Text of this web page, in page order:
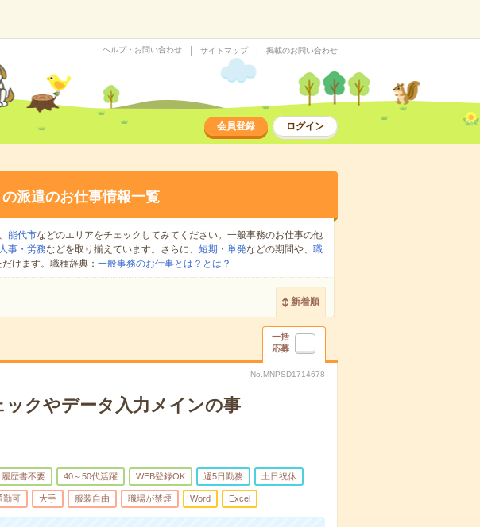
ヘルプ・お問い合わせ サイトマップ 掲載のお問い合わせ
会員登録 ログイン
の派遣のお仕事情報一覧
能代市などのエリアをチェックしてみてください。一般事務のお仕事の他
事・労務などを取り揃えています。さらに、 短期 ・ 単発などの期間や、 職
けます。職種辞典： 一般事務のお仕事とは？とは？
新着順
一括
応募
No.MNPSD1714678
クやデータ入力メインの事
履歴書不要 40～50代活躍 WEB登録OK 週5日勤務 土日祝休
勤可 大手 服装自由 職場が禁煙 Word Excel